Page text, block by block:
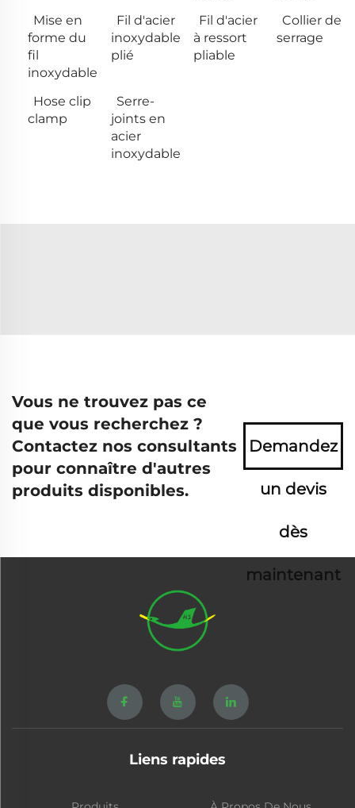
Mise en
forme du
fil
inoxydable
Fil d'acier
inoxydable
plié
Fil d'acier
à ressort
pliable
Collier de
serrage
Hose clip
clamp
Serre-
joints en
acier
inoxydable
Vous ne trouvez pas ce
que vous recherchez ?
Contactez nos consultants
pour connaître d'autres
produits disponibles.
Demandez
un devis
dès
maintenant
Liens rapides